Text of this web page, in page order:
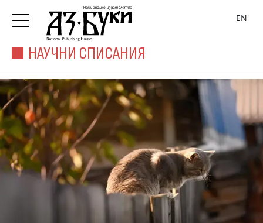
НАУЧНИ СПИСАНИЯ
EN